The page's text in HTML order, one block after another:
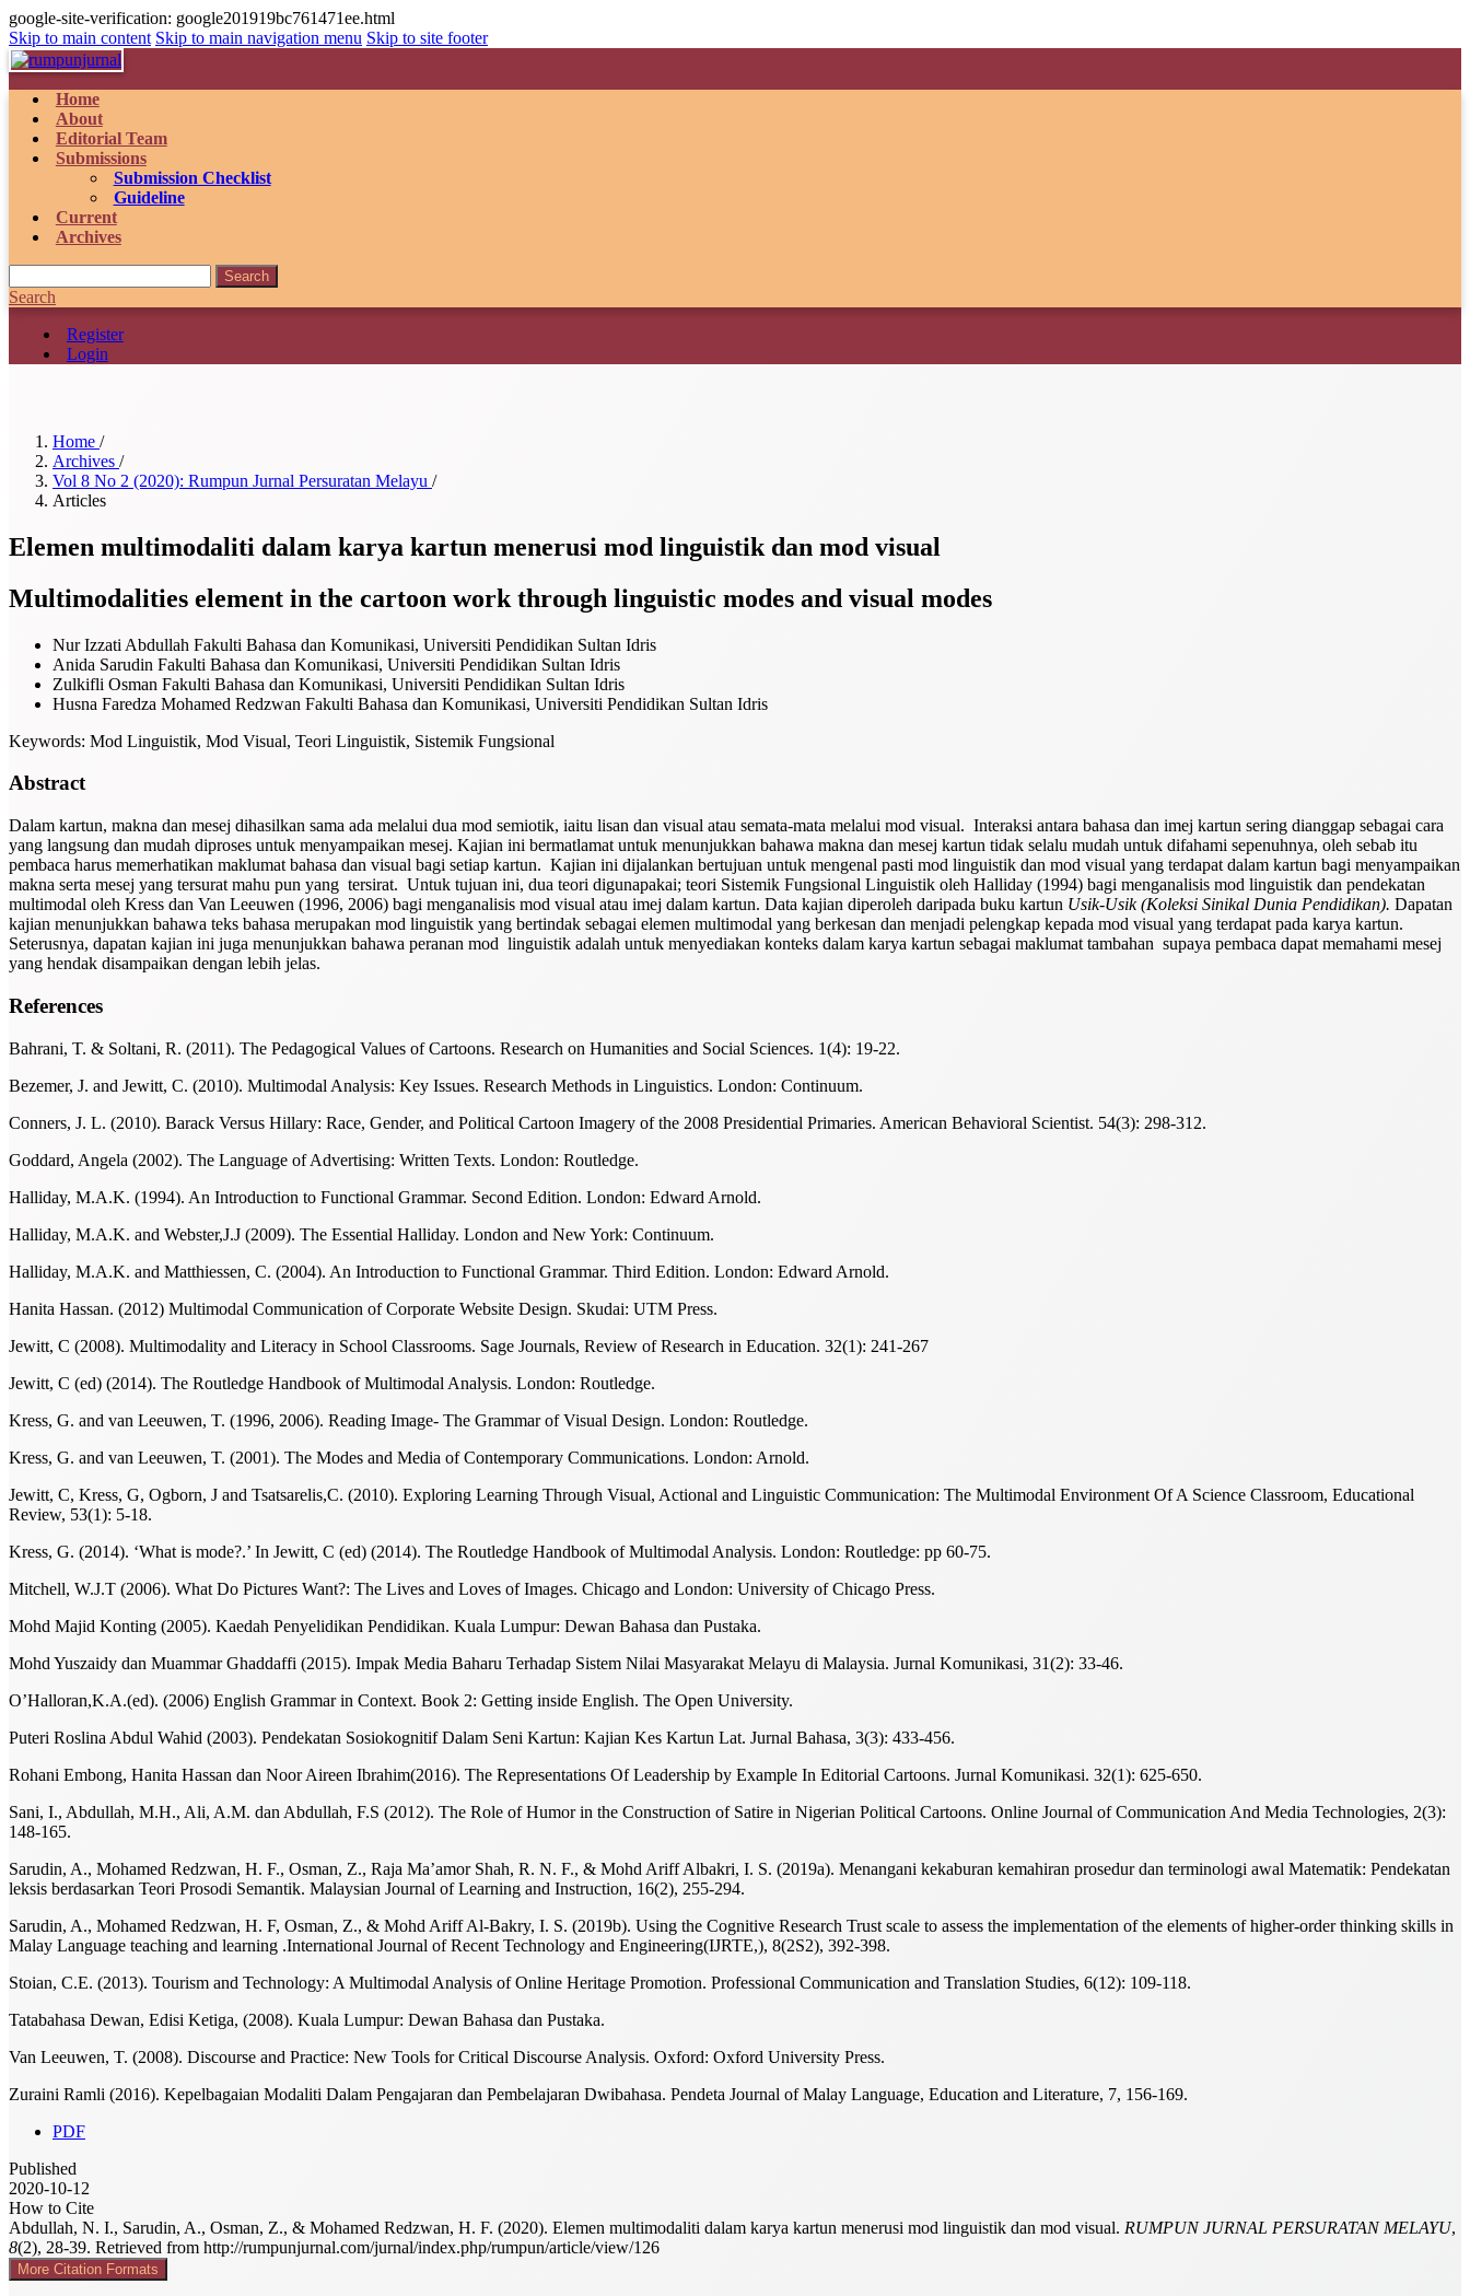
google-site-verification: google201919bc761471ee.html
Skip to main content Skip to main navigation menu Skip to site footer
Home
About
Editorial Team
Submissions
Submission Checklist
Guideline
Current
Archives
Search
Search
Register
Login
Home /
Archives /
Vol 8 No 2 (2020): Rumpun Jurnal Persuratan Melayu /
Articles
Elemen multimodaliti dalam karya kartun menerusi mod linguistik dan mod visual
Multimodalities element in the cartoon work through linguistic modes and visual modes
Nur Izzati Abdullah Fakulti Bahasa dan Komunikasi, Universiti Pendidikan Sultan Idris
Anida Sarudin Fakulti Bahasa dan Komunikasi, Universiti Pendidikan Sultan Idris
Zulkifli Osman Fakulti Bahasa dan Komunikasi, Universiti Pendidikan Sultan Idris
Husna Faredza Mohamed Redzwan Fakulti Bahasa dan Komunikasi, Universiti Pendidikan Sultan Idris
Keywords: Mod Linguistik, Mod Visual, Teori Linguistik, Sistemik Fungsional
Abstract
Dalam kartun, makna dan mesej dihasilkan sama ada melalui dua mod semiotik, iaitu lisan dan visual atau semata-mata melalui mod visual. Interaksi antara bahasa dan imej kartun sering dianggap sebagai cara
yang langsung dan mudah diproses untuk menyampaikan mesej. Kajian ini bermatlamat untuk menunjukkan bahawa makna dan mesej kartun tidak selalu mudah untuk difahami sepenuhnya, oleh sebab itu
pembaca harus memerhatikan maklumat bahasa dan visual bagi setiap kartun. Kajian ini dijalankan bertujuan untuk mengenal pasti mod linguistik dan mod visual yang terdapat dalam kartun bagi menyampaikan
makna serta mesej yang tersurat mahu pun yang tersirat. Untuk tujuan ini, dua teori digunapakai; teori Sistemik Fungsional Linguistik oleh Halliday (1994) bagi menganalisis mod linguistik dan pendekatan
multimodal oleh Kress dan Van Leeuwen (1996, 2006) bagi menganalisis mod visual atau imej dalam kartun. Data kajian diperoleh daripada buku kartun Usik-Usik (Koleksi Sinikal Dunia Pendidikan). Dapatan
kajian menunjukkan bahawa teks bahasa merupakan mod linguistik yang bertindak sebagai elemen multimodal yang berkesan dan menjadi pelengkap kepada mod visual yang terdapat pada karya kartun.
Seterusnya, dapatan kajian ini juga menunjukkan bahawa peranan mod linguistik adalah untuk menyediakan konteks dalam karya kartun sebagai maklumat tambahan supaya pembaca dapat memahami mesej
yang hendak disampaikan dengan lebih jelas.
References
Bahrani, T. & Soltani, R. (2011). The Pedagogical Values of Cartoons. Research on Humanities and Social Sciences. 1(4): 19-22.
Bezemer, J. and Jewitt, C. (2010). Multimodal Analysis: Key Issues. Research Methods in Linguistics. London: Continuum.
Conners, J. L. (2010). Barack Versus Hillary: Race, Gender, and Political Cartoon Imagery of the 2008 Presidential Primaries. American Behavioral Scientist. 54(3): 298-312.
Goddard, Angela (2002). The Language of Advertising: Written Texts. London: Routledge.
Halliday, M.A.K. (1994). An Introduction to Functional Grammar. Second Edition. London: Edward Arnold.
Halliday, M.A.K. and Webster,J.J (2009). The Essential Halliday. London and New York: Continuum.
Halliday, M.A.K. and Matthiessen, C. (2004). An Introduction to Functional Grammar. Third Edition. London: Edward Arnold.
Hanita Hassan. (2012) Multimodal Communication of Corporate Website Design. Skudai: UTM Press.
Jewitt, C (2008). Multimodality and Literacy in School Classrooms. Sage Journals, Review of Research in Education. 32(1): 241-267
Jewitt, C (ed) (2014). The Routledge Handbook of Multimodal Analysis. London: Routledge.
Kress, G. and van Leeuwen, T. (1996, 2006). Reading Image- The Grammar of Visual Design. London: Routledge.
Kress, G. and van Leeuwen, T. (2001). The Modes and Media of Contemporary Communications. London: Arnold.
Jewitt, C, Kress, G, Ogborn, J and Tsatsarelis,C. (2010). Exploring Learning Through Visual, Actional and Linguistic Communication: The Multimodal Environment Of A Science Classroom, Educational
Review, 53(1): 5-18.
Kress, G. (2014). ‘What is mode?.’ In Jewitt, C (ed) (2014). The Routledge Handbook of Multimodal Analysis. London: Routledge: pp 60-75.
Mitchell, W.J.T (2006). What Do Pictures Want?: The Lives and Loves of Images. Chicago and London: University of Chicago Press.
Mohd Majid Konting (2005). Kaedah Penyelidikan Pendidikan. Kuala Lumpur: Dewan Bahasa dan Pustaka.
Mohd Yuszaidy dan Muammar Ghaddaffi (2015). Impak Media Baharu Terhadap Sistem Nilai Masyarakat Melayu di Malaysia. Jurnal Komunikasi, 31(2): 33-46.
O’Halloran,K.A.(ed). (2006) English Grammar in Context. Book 2: Getting inside English. The Open University.
Puteri Roslina Abdul Wahid (2003). Pendekatan Sosiokognitif Dalam Seni Kartun: Kajian Kes Kartun Lat. Jurnal Bahasa, 3(3): 433-456.
Rohani Embong, Hanita Hassan dan Noor Aireen Ibrahim(2016). The Representations Of Leadership by Example In Editorial Cartoons. Jurnal Komunikasi. 32(1): 625-650.
Sani, I., Abdullah, M.H., Ali, A.M. dan Abdullah, F.S (2012). The Role of Humor in the Construction of Satire in Nigerian Political Cartoons. Online Journal of Communication And Media Technologies, 2(3):
148-165.
Sarudin, A., Mohamed Redzwan, H. F., Osman, Z., Raja Ma’amor Shah, R. N. F., & Mohd Ariff Albakri, I. S. (2019a). Menangani kekaburan kemahiran prosedur dan terminologi awal Matematik: Pendekatan
leksis berdasarkan Teori Prosodi Semantik. Malaysian Journal of Learning and Instruction, 16(2), 255-294.
Sarudin, A., Mohamed Redzwan, H. F, Osman, Z., & Mohd Ariff Al-Bakry, I. S. (2019b). Using the Cognitive Research Trust scale to assess the implementation of the elements of higher-order thinking skills in
Malay Language teaching and learning .International Journal of Recent Technology and Engineering(IJRTE,), 8(2S2), 392-398.
Stoian, C.E. (2013). Tourism and Technology: A Multimodal Analysis of Online Heritage Promotion. Professional Communication and Translation Studies, 6(12): 109-118.
Tatabahasa Dewan, Edisi Ketiga, (2008). Kuala Lumpur: Dewan Bahasa dan Pustaka.
Van Leeuwen, T. (2008). Discourse and Practice: New Tools for Critical Discourse Analysis. Oxford: Oxford University Press.
Zuraini Ramli (2016). Kepelbagaian Modaliti Dalam Pengajaran dan Pembelajaran Dwibahasa. Pendeta Journal of Malay Language, Education and Literature, 7, 156-169.
PDF
Published
2020-10-12
How to Cite
Abdullah, N. I., Sarudin, A., Osman, Z., & Mohamed Redzwan, H. F. (2020). Elemen multimodaliti dalam karya kartun menerusi mod linguistik dan mod visual. RUMPUN JURNAL PERSURATAN MELAYU,
8(2), 28-39. Retrieved from http://rumpunjurnal.com/jurnal/index.php/rumpun/article/view/126
More Citation Formats